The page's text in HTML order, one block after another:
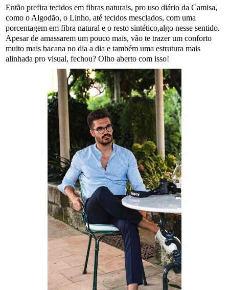
Então prefira tecidos em fibras naturais, pro uso diário da Camisa,
como o Algodão, o Linho, até tecidos mesclados, com uma
porcentagem em fibra natural e o resto sintético,algo nesse sentido.
Apesar de amassarem um pouco mais, vão te trazer um conforto
muito mais bacana no dia a dia e também uma estrutura mais
alinhada pro visual, fechou? Olho aberto com isso!